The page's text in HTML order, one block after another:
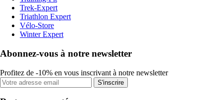
Trek-Expert
Triathlon Expert
Vélo-Store
Winter Expert
Abonnez-vous à notre newsletter
Profitez de -10% en vous inscrivant à notre newsletter
S'inscrire